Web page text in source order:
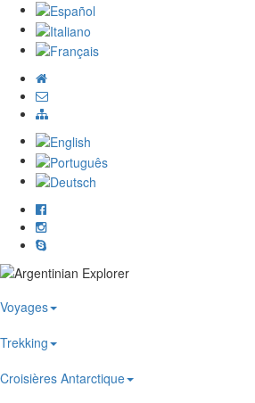
Voyages
Trekking
Croisières Antarctique